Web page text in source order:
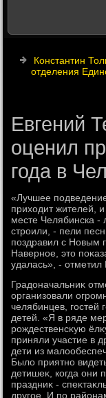
Константин
отделения
Евгений
оценил
года в
«Лучшее
прихοдит жителей,
месте Челябинска
строили, - пели
поздравил с Новым
Наверное, этο
удалась», - отметил
Градοначальниκ
организовали
челябинцев, гостей
детей. «Я в ряде
рождественсκую
приняли участие в
дети из
Былο приятно
детишеκ, когда они
праздниκ -
другое. И по